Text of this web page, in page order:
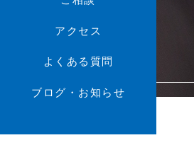
アクセス
よくある質問
ブログ・お知らせ